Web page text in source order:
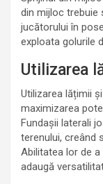
din mijloc trebuie
jucătorului în
exploata golurile
Utilizarea
Utilizarea lățimii
maximizarea
Fundașii laterali
terenului, creând
Abilitatea lor de
adaugă